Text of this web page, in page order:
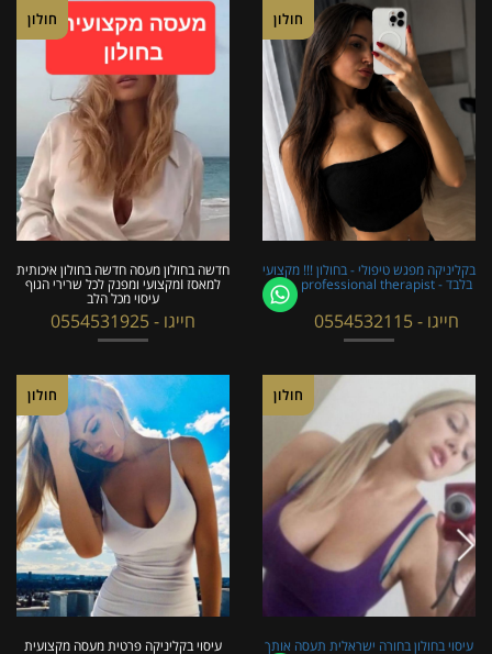
חולון
חדשה בחולון מעסה חדשה בחולון איכותית
למאסז Iמקצועי ומפנק לכל שרירי הגוף
עיסוי מכל הלב
חייגו - 0554531925
חולון
בקליניקה מפגש טיפולי - בחולון !!! מקצועי
בלבד - professional therapist
חייגו - 0554532115
חולון
עיסוי בקליניקה פרטית מעסה מקצועית
חולון
עיסוי בחולון בחורה ישראלית תעסה אותך